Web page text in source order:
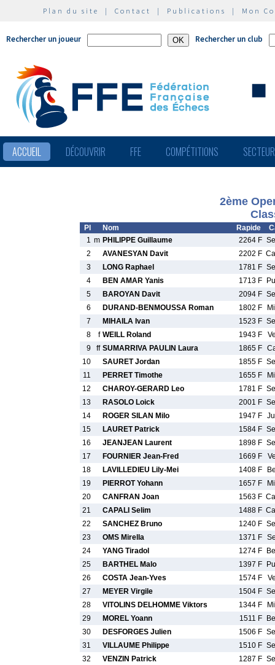
Plan du site | Contact | Publications | Mon
Rechercher un joueur Rechercher un club
ACCUEIL DÉCOUVRIR FFE COMPÉTITIONS
2ème
Pl Nom Rapide
1 m PHILIPPE Guillaume 2264 F
2
AVANESYAN Davit 2202 F
3
LONG Raphael 1781 F
4
BEN AMAR Yanis 1713 F
5
BAROYAN Davit 2094 F
6
DURAND-BENMOUSSA Roman 1802 F
7
MIHAILA Ivan 1523 F
8
f WEILL Roland 1943 F
9
ff SUMARRIVA PAULIN Laura 1865 F
10
SAURET Jordan 1855 F
11
PERRET Timothe 1655 F
12
CHAROY-GERARD Leo 1781 F
13
RASOLO Loick 2001 F
14
ROGER SILAN Milo 1947 F
15
LAURET Patrick 1584 F
16
JEANJEAN Laurent 1898 F
17
FOURNIER Jean-Fred 1669 F
18
LAVILLEDIEU Lily-Mei 1408 F
19
PIERROT Yohann 1657 F
20
CANFRAN Joan 1563 F
21
CAPALI Selim 1488 F
22
SANCHEZ Bruno 1240 F
23
OMS Mirella 1371 F
24
YANG Tiradol 1274 F
25
BARTHEL Malo 1397 F
26
COSTA Jean-Yves 1574 F
27
MEYER Virgile 1504 F
28
VITOLINS DELHOMME Viktors 1344 F
29
MOREL Yoann 1511 F
30
DESFORGES Julien 1506 F
31
VILLAUME Philippe 1510 F
32
VENZIN Patrick 1287 F